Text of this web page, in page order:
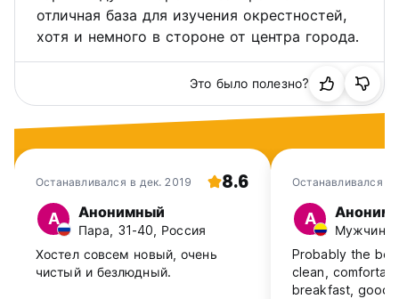
отличная база для изучения окрестностей,
хотя и немного в стороне от центра города.
Это было полезно?
Останавливался в дек. 2019 8.6
А Анонимный
Пара, 31-40, Россия
Хостел совсем новый, очень
чистый и безлюдный.
Останавливался в
А
Мужчина,
Probably the
clean,
breakfast, good